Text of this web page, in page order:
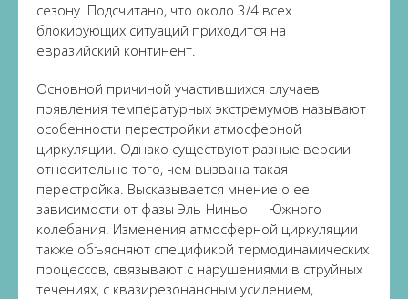
сезону. Подсчитано, что около 3/4 всех
блокирующих ситуаций приходится на
евразийский континент.
Основной причиной участившихся случаев
появления температурных экстремумов называют
особенности перестройки атмосферной
циркуляции. Однако существуют разные версии
относительно того, чем вызвана такая
перестройка. Высказывается мнение о ее
зависимости от фазы Эль-Ниньо — Южного
колебания. Изменения атмосферной циркуляции
также объясняют спецификой термодинамических
процессов, связывают с нарушениями в струйных
течениях, с квазирезонансным усилением,